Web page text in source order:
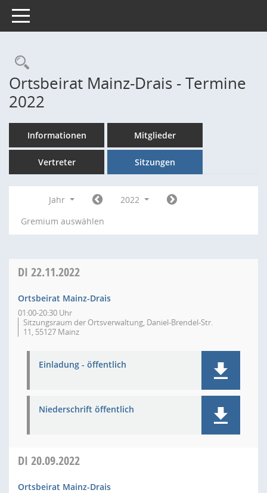
Toggle navigation
Rechercheauswahl
Ortsbeirat Mainz-Drais - Termine
2022
Informationen Mitglieder
Vertreter Sitzungen
Jahr
2022
Gremium auswählen
DI 22.11.2022
Ortsbeirat Mainz-Drais
01:00-20:30 Uhr
Sitzungsraum der Ortsverwaltung, Daniel-Brendel-Str.
11, 55127 Mainz
Einladung - öffentlich
Niederschrift öffentlich
DI 20.09.2022
Ortsbeirat Mainz-Drais